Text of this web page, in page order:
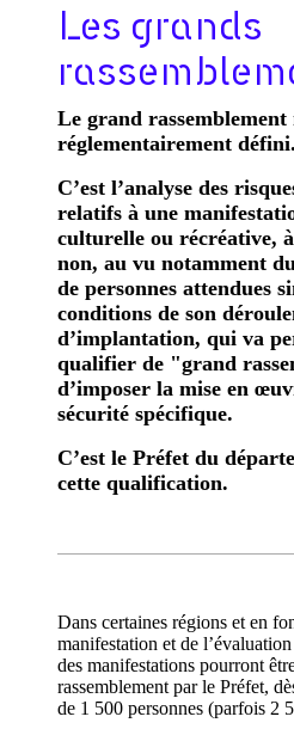
Les grands
Le grand rassemblement
réglementairement défini.
C’est l’analyse des
relatifs à une
culturelle ou récréative,
non, au vu notamment
de personnes attendues
conditions de son
d’implantation, qui va
qualifier de "grand
d’imposer la mise en
sécurité spécifique.
C’est le Préfet du
cette qualification.
Dans certaines régions et en
manifestation et de
des manifestations pourront
rassemblement par le Préfet,
de 1 500 personnes (parfois 2